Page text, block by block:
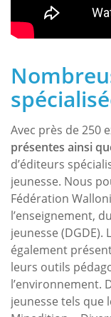
Avec près de 250
présentes ainsi
d’éditeurs
jeunesse. Nous
Fédération
l’enseignement,
jeunesse
également
leurs outils
l’environnement.
jeunesse tels que